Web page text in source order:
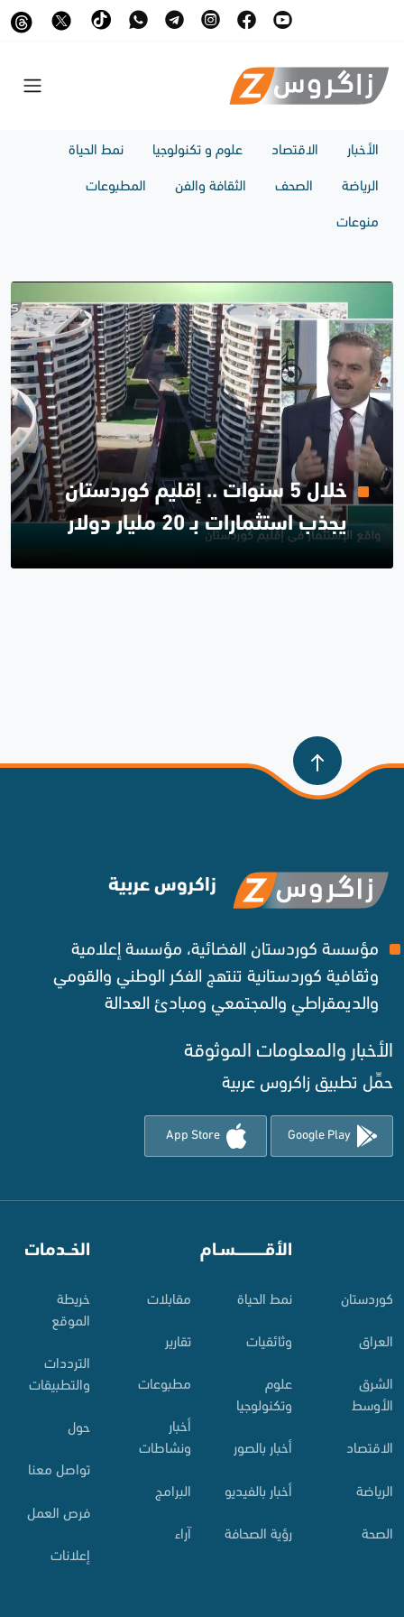
الأخبار الاقتصاد علوم و تكنولوجيا
نمط الحياة
الرياضة
الصحف الثقافة والفن
المطبوعات
منوعات
خلال 5 سنوات .. إقليم كوردستان
يجذب استثمارات بـ 20 مليار دولار
زاكروس عربية
مؤسسة كوردستان الفضائية، مؤسسة إعلامية
وثقافية كوردستانية تنتهج الفكر الوطني والقومي
والديمقراطي والمجتمعي ومبادئ العدالة ‌
الأخبار والمعلومات الموثوقة‌
حمِّل تطبيق زاكروس عربية
Google Play
App Store
کوردستان
العراق
الشرق
الأوسط
الاقتصاد
الرياضة
الصحة
الأقـــــــــــسـام
نمط الحياة
وثائقيات
علوم
وتكنولوجيا
أخبار بالصور
أخبار بالفيديو
رؤية الصحافة
مقابلات
تقارير
مطبوعات
أخبار
ونشاطات
البرامج
آراء
الخــدمات
خريطة
الموقع
الترددات
والتطبيقات
حول
تواصل معنا
فرص العمل
إعلانات